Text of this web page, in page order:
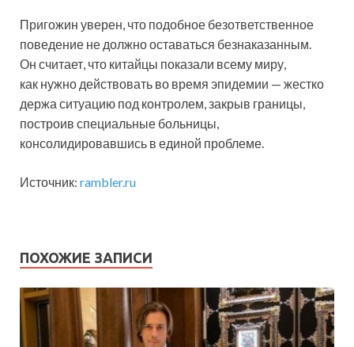
Пригожин уверен, что подобное безответственное
поведение не должно оставаться безнаказанным.
Он считает, что китайцы показали всему миру,
как нужно действовать во время эпидемии — жестко
держа ситуацию под контролем, закрыв границы,
построив специальные больницы,
консолидировавшись в единой проблеме.
Источник: rambler.ru
ПОХОЖИЕ ЗАПИСИ